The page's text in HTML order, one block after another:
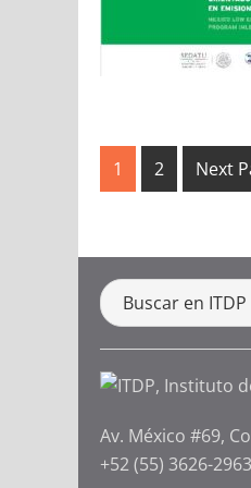
1 2 Next
Av. México #69,
+52 (55) 3626-2963